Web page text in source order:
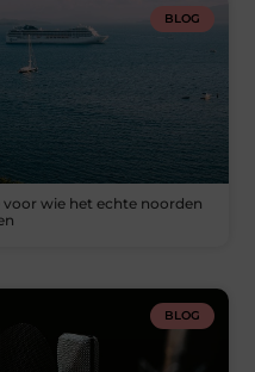
BLOG
wie het echte noorden
BLOG